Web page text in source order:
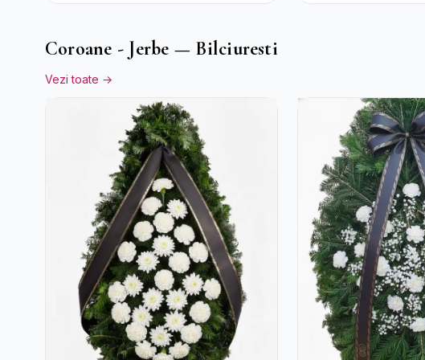
Coroane - Jerbe — Bilciuresti
Vezi toate →